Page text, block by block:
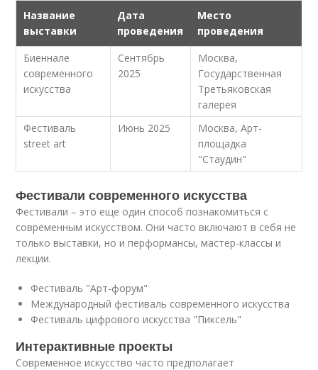
Название
выставки
Дата
проведения
Место
проведения
Биеннале
современного
искусства
Сентябрь
2025
Москва,
Государственная
Третьяковская
галерея
Фестиваль
street art
Июнь 2025
Москва, Арт-
площадка
"Стаудин"
Фестивали современного искусства
Фестивали – это еще один способ познакомиться с
современным искусством. Они часто включают в себя не
только выставки, но и перформансы, мастер-классы и
лекции.
Фестиваль "Арт-форум"
Международный фестиваль современного искусства
Фестиваль цифрового искусства "Пиксель"
Интерактивные проекты
Современное искусство часто предполагает